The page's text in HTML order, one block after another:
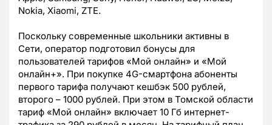
Nokia, Xiaomi, ZTE.
Поскольку современные школьники активны в
Сети, оператор подготовил бонусы для
пользователей тарифов «Мой онлайн» и «Мой
онлайн+». При покупке 4G-смартфона абоненты
первого тарифа получают кешбэк 500 рублей,
второго – 1000 рублей. При этом в Томской области
тариф «Мой онлайн» включает 10 Гб интернет-